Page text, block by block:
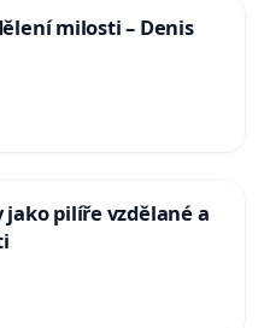
milosti – Denis
jako pilíře vzdělané a